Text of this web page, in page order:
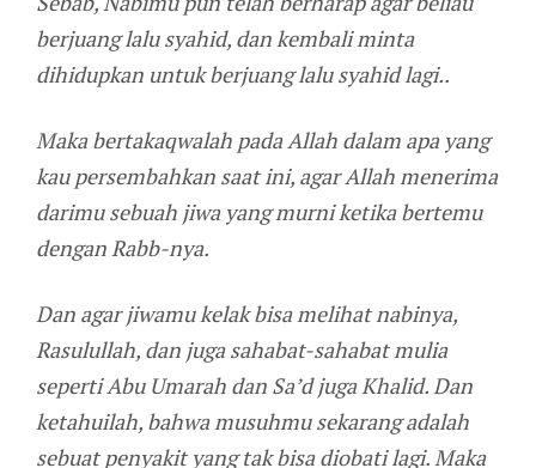
berjuang lalu syahid, dan kembali minta
dihidupkan untuk berjuang lalu syahid lagi..
Maka bertakaqwalah pada Allah dalam apa yang
kau persembahkan saat ini, agar Allah menerima
darimu sebuah jiwa yang murni ketika bertemu
dengan Rabb-nya.
Dan agar jiwamu kelak bisa melihat nabinya,
Rasulullah, dan juga sahabat-sahabat mulia
seperti Abu Umarah dan Sa’d juga Khalid. Dan
ketahuilah, bahwa musuhmu sekarang adalah
sebuat penyakit yang tak bisa diobati lagi. Maka